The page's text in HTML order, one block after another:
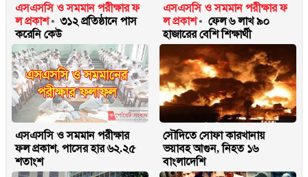
এসএসসি ও সমমান পরীক্ষার ফ
ল প্রকাশ
৩১২ প্রতিষ্ঠানে পাস
করেনি কেউ
এসএসসি ও সমমান পরীক্ষার ফ
ল প্রকাশ
ফেল ৬ লাখ ৯০
হাজারের বেশি শিক্ষার্থী
এসএসসি ও সমমান পরীক্ষার
ফল প্রকাশ, পাসের হার ৬২.২৫
শতাংশ
সৌদিতে সোফা কারখানায়
ভয়াবহ আগুন, নিহত ১৬
বাংলাদেশি